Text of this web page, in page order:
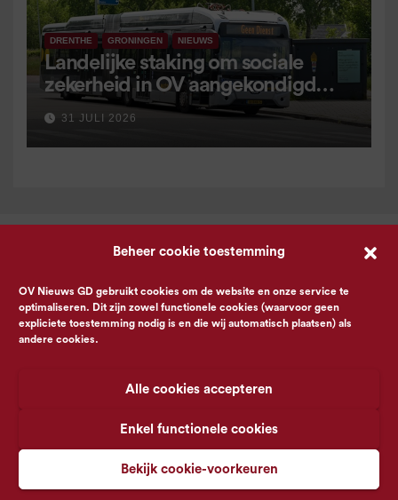
Beheer cookie toestemming
OV Nieuws GD gebruikt cookies om de website en onze service te
optimaliseren. Dit zijn zowel functionele cookies (waarvoor geen
expliciete toestemming nodig is en die wij automatisch plaatsen) als
andere cookies.
Alle cookies accepteren
Enkel functionele cookies
Bekijk cookie-voorkeuren
DRENTHE GRONINGEN NIEUWS
Landelijke staking om sociale
zekerheid in OV aangekondigd
voor 9 september
31 JULI 2026
© OV Nieuws GD -